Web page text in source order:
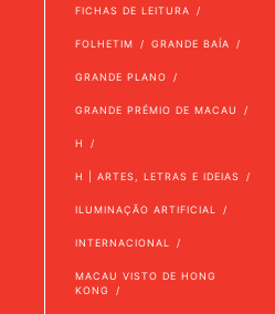
FICHAS DE LEITURA
FOLHETIM GRANDE BAÍA
GRANDE PLANO
GRANDE PRÉMIO DE MACAU
H
H | ARTES, LETRAS E IDEIAS
ILUMINAÇÃO ARTIFICIAL
INTERNACIONAL
MACAU VISTO DE HONG
KONG